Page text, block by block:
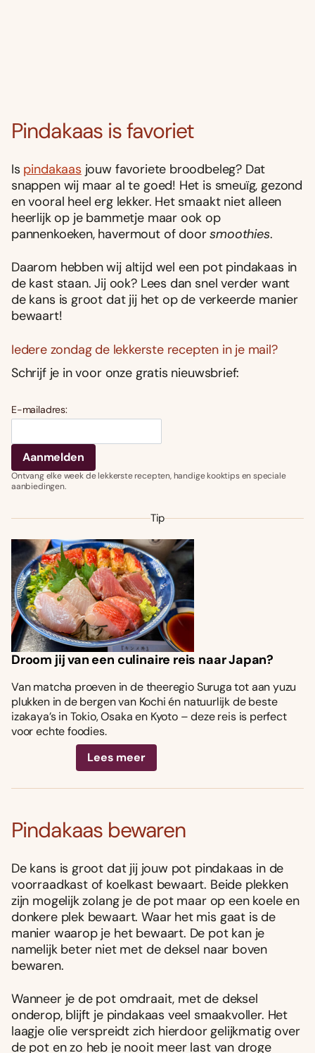
Pindakaas is favoriet
Is pindakaas jouw favoriete broodbeleg? Dat
snappen wij maar al te goed! Het is smeuïg, gezond
en vooral heel erg lekker. Het smaakt niet alleen
heerlijk op je bammetje maar ook op
pannenkoeken, havermout of doorsmoothies.
Daarom hebben wij altijd wel een pot pindakaas in
de kast staan. Jij ook? Lees dan snel verder want
de kans is groot dat jij het op de verkeerde manier
bewaart!
Iedere zondag de lekkerste recepten in je mail?
Schrijf je in voor onze gratis nieuwsbrief:
E-mailadres:
Ontvang elke week de lekkerste recepten, handige kooktips en speciale
aanbiedingen.
Tip
Droom jij van een culinaire reis naar Japan?
Van matcha proeven in de theeregio Suruga tot aan yuzu
plukken in de bergen van Kochi én natuurlijk de beste
izakaya’s in Tokio, Osaka en Kyoto – deze reis is perfect
voor echte foodies.
Lees meer
Pindakaas bewaren
De kans is groot dat jij jouw pot pindakaas in de
voorraadkast of koelkast bewaart. Beide plekken
zijn mogelijk zolang je de pot maar op een koele en
donkere plek bewaart. Waar het mis gaat is de
manier waarop je het bewaart. De pot kan je
namelijk beter niet met de deksel naar boven
bewaren.
Wanneer je de pot omdraait, met de deksel
onderop, blijft je pindakaas veel smaakvoller. Het
laagje olie verspreidt zich hierdoor gelijkmatig over
de pot en zo heb je nooit meer last van droge